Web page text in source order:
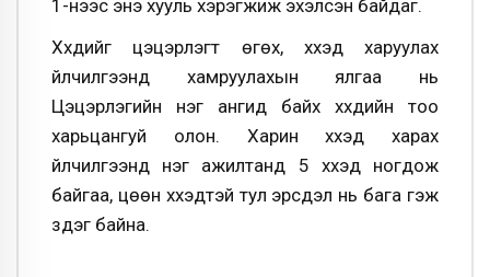
1-нээс энэ хууль хэрэгжиж эхэлсэн байдаг.
Хүүхдийг цэцэрлэгт өгөх, хүүхэд харуулах
үйлчилгээнд хамруулахын ялгаа нь
Цэцэрлэгийн нэг ангид байх хүүхдийн тоо
харьцангуй олон. Харин хүүхэд харах
үйлчилгээнд нэг ажилтанд 5 хүүхэд ногдож
байгаа, цөөн хүүхэдтэй тул эрсдэл нь бага гэж
үздэг байна.